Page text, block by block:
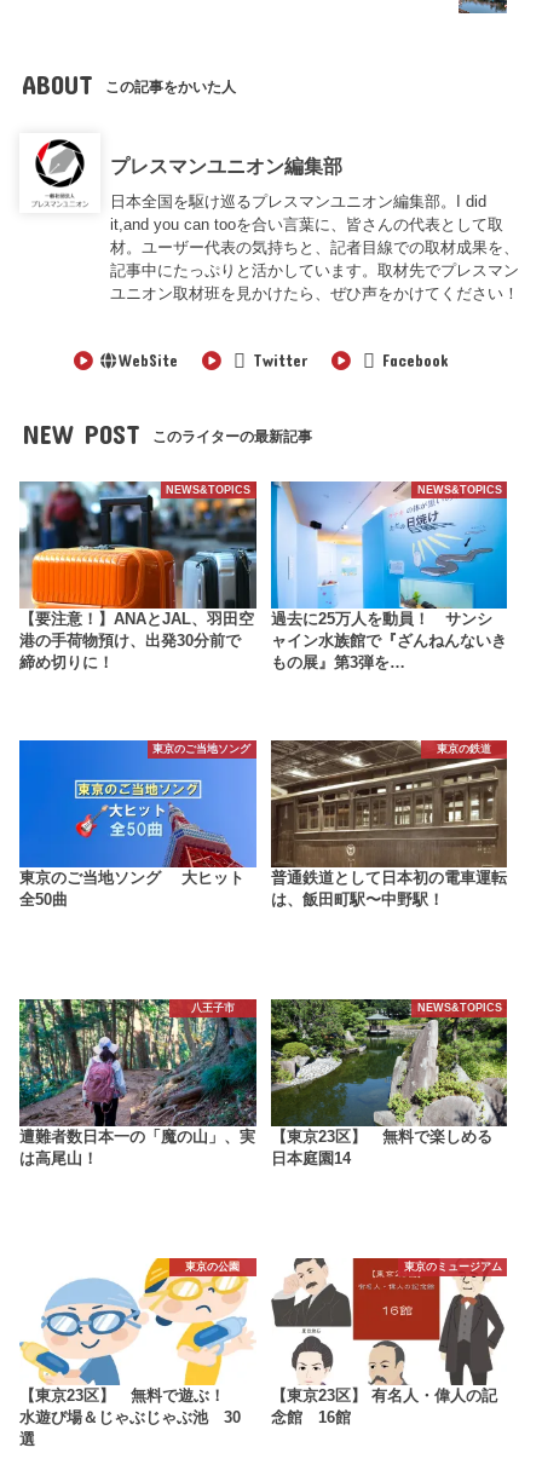
ABOUT この記事をかいた人
プレスマンユニオン編集部
日本全国を駆け巡るプレスマンユニオン編集部。I did
it,and you can tooを合い言葉に、皆さんの代表として取
材。ユーザー代表の気持ちと、記者目線での取材成果を、
記事中にたっぷりと活かしています。取材先でプレスマン
ユニオン取材班を見かけたら、ぜひ声をかけてください！
WebSite Twitter Facebook
NEW POST このライターの最新記事
NEWS&TOPICS
【要注意！】ANAとJAL、羽田空
港の手荷物預け、出発30分前で
締め切りに！
NEWS&TOPICS
過去に25万人を動員！ サンシ
ャイン水族館で『ざんねんないき
もの展』第3弾を…
東京のご当地ソング
東京のご当地ソング 大ヒット
全50曲
東京の鉄道
普通鉄道として日本初の電車運転
は、飯田町駅〜中野駅！
八王子市
遭難者数日本一の「魔の山」、実
は高尾山！
NEWS&TOPICS
【東京23区】 無料で楽しめる
日本庭園14
東京の公園
【東京23区】 無料で遊ぶ！
水遊び場＆じゃぶじゃぶ池 30
選
東京のミュージアム
【東京23区】 有名人・偉人の記
念館 16館